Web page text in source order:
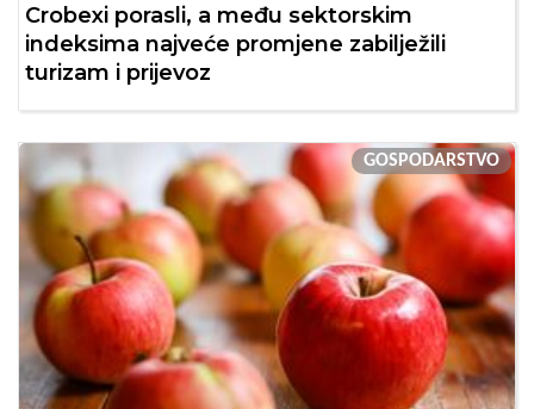
Crobexi porasli, a među sektorskim
indeksima najveće promjene zabilježili
turizam i prijevoz
GOSPODARSTVO